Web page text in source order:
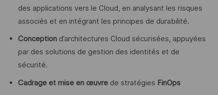
des applications vers le Cloud, en analysant les risques
associés et en intégrant les principes de durabilité.
Conception d’architectures Cloud sécurisées, appuyées
par des solutions de gestion des identités et de
sécurité.
Cadrage et mise en œuvrede stratégies FinOps